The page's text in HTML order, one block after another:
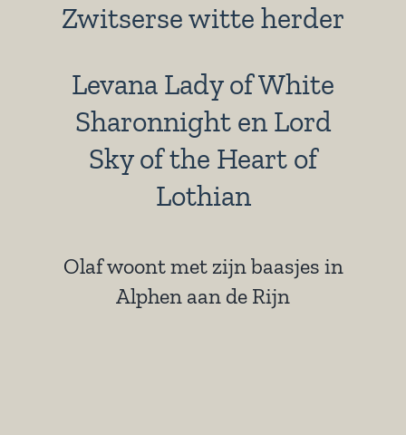
Zwitserse witte herder
Levana Lady of White
Sharonnight en Lord
Sky of the Heart of
Lothian
Olaf woont met zijn baasjes in
Alphen aan de Rijn